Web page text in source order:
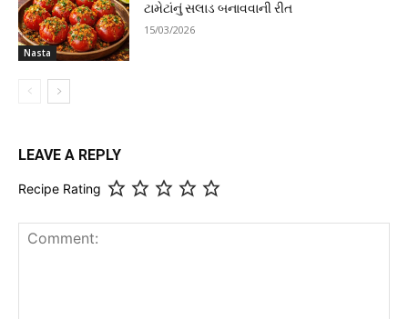
Nasta
ટામેટાંનું સલાડ બનાવવાની રીત
15/03/2026
LEAVE A REPLY
Recipe Rating